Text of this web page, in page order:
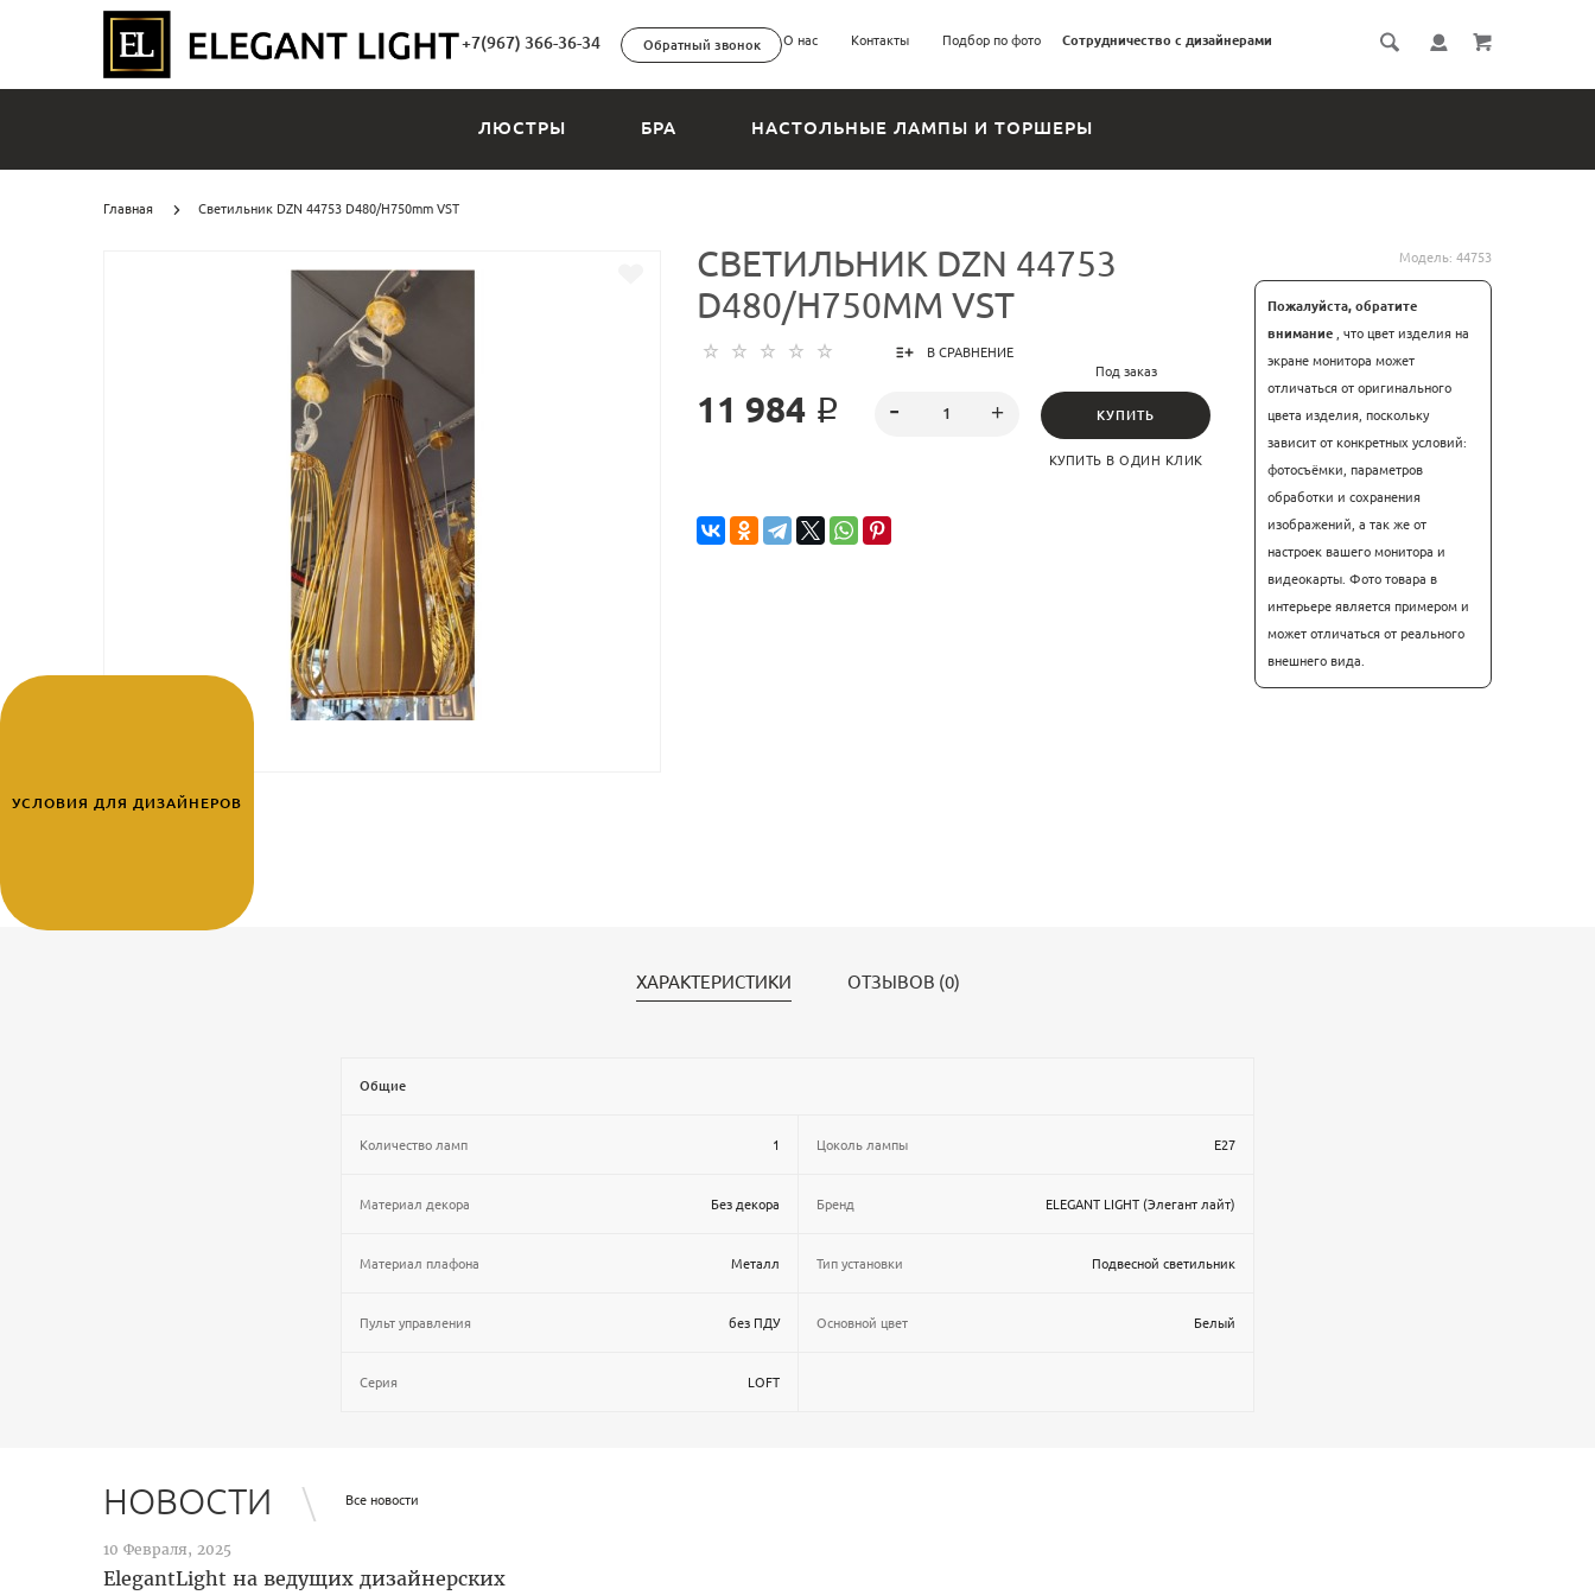
+7(967) 366-36-34 Обратный звонок О нас Контакты Подбор по фото Сотрудничество с дизайнерами
ЛЮСТРЫ БРА НАСТОЛЬНЫЕ ЛАМПЫ И ТОРШЕРЫ
Главная Светильник DZN 44753 D480/H750mm VST
Модель: 44753
Пожалуйста, обратите
внимание , что цвет изделия на
экране монитора может
отличаться от оригинального
цвета изделия, поскольку
зависит от конкретных условий:
фотосъёмки, параметров
обработки и сохранения
изображений, а так же от
настроек вашего монитора и
видеокарты. Фото товара в
интерьере является примером и
может отличаться от реального
внешнего вида.
СВЕТИЛЬНИК DZN 44753
D480/H750MM VST
В СРАВНЕНИЕ
11 984 ₽
Под заказ
КУПИТЬ
КУПИТЬ В ОДИН КЛИК
ХАРАКТЕРИСТИКИ ОТЗЫВОВ (0)
Общие
Количество ламп 1
Материал декора Без декора
Материал плафона Металл
Пульт управления без ПДУ
Серия LOFT
Цоколь лампы E27
Бренд ELEGANT LIGHT (Элегант лайт)
Тип установки Подвесной светильник
Основной цвет Белый
НОВОСТИ Все новости
10 Февраля, 2025
ElegantLight на ведущих дизайнерских
УСЛОВИЯ ДЛЯ ДИЗАЙНЕРОВ